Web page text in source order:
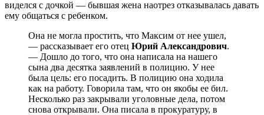
виделся с дочкой — бывшая жена наотрез отказывалась давать
ему общаться с ребенком.
Она не могла простить, что Максим от нее ушел,
— рассказывает его отец Юрий Александрович.
— Дошло до того, что она написала на нашего
сына два десятка заявлений в полицию. У нее
была цель: его посадить. В полицию она ходила
как на работу. Говорила там, что он якобы ее бил.
Несколько раз закрывали уголовные дела, потом
снова открывали. Она писала в прокуратуру, в